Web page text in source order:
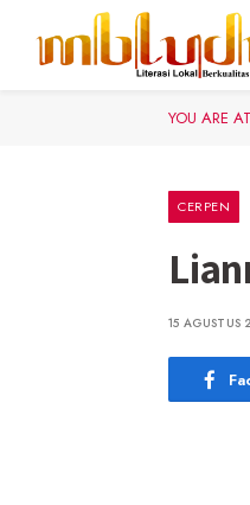
YOU ARE
CERPEN
15 AGUSTUS